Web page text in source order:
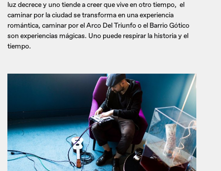
luz decrece y uno tiende a creer que vive en otro tiempo, el
caminar por la ciudad se transforma en una experiencia
romántica, caminar por el Arco Del Triunfo o el Barrio Gótico
son experiencias mágicas. Uno puede respirar la historia y el
tiempo.